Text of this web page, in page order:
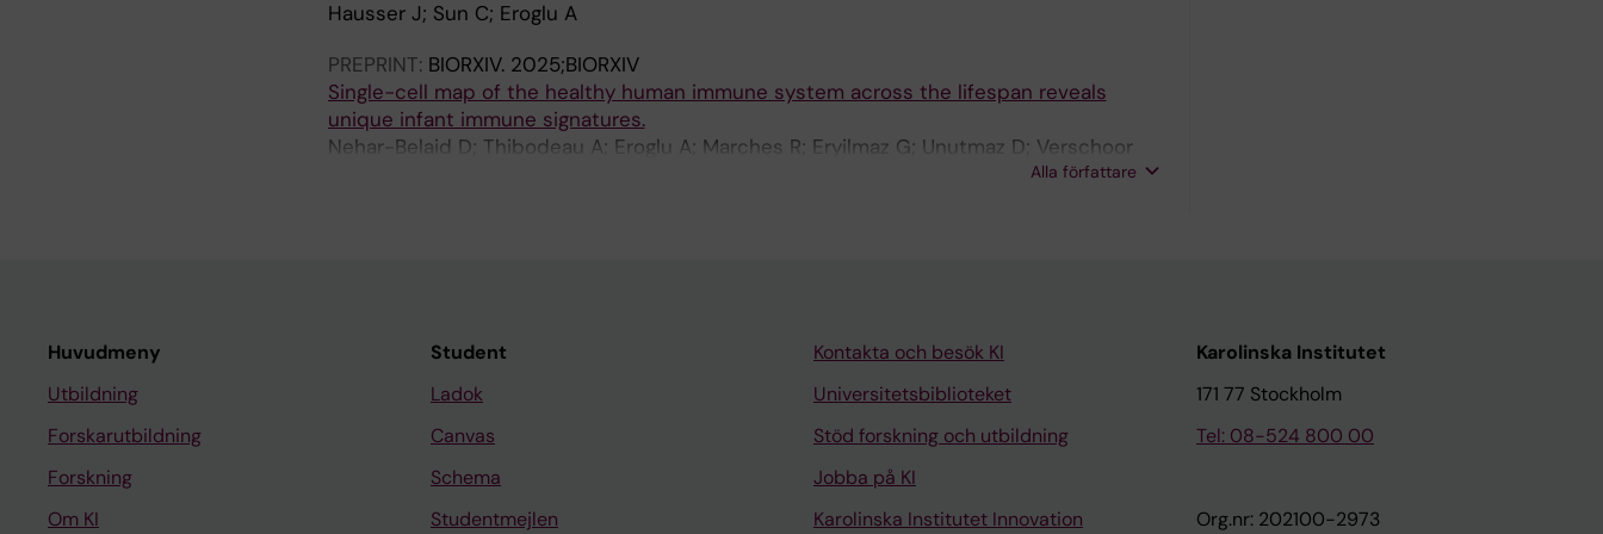
Hausser J; Sun C; Eroglu A
PREPRINT: BIORXIV. 2025;BIORXIV
Single-cell map of the healthy human immune system across the lifespan reveals
unique infant immune signatures.
Nehar-Belaid D; Thibodeau A; Eroglu A; Marches R; Eryilmaz G; Unutmaz D; Verschoor
CP; Gu J; Balaji U; Mejías A; Pascual V; Kuchel GA; Ramilo O; Banchereau JF; Ucar D
Alla författare
Huvudmeny
Utbildning
Forskarutbildning
Forskning
Om KI
Student
Ladok
Canvas
Schema
Studentmejlen
Kontakta och besök KI
Universitetsbiblioteket
Stöd forskning och utbildning
Jobba på KI
Karolinska Institutet Innovation
Karolinska Institutet
171 77 Stockholm
Tel: 08-524 800 00
Org.nr: 202100-2973